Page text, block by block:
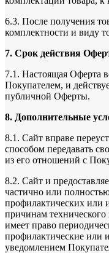
6.3. После получения
комплектности и виду
7. Срок действия
7.1. Настоящая Оферта
Покупателем, и
публичной Оферты.
8. Дополнительные
8.1. Сайт вправе
способом передавать
из его отношений с
8.2. Сайт и
частично или
профилактических
причинам технического
имеет право
профилактические или
уведомлением